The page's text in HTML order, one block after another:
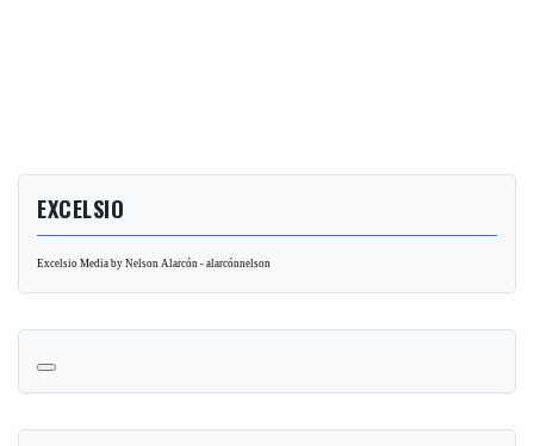
EXCELSIO
Excelsio Media by Nelson Alarcón - alarcónnelson